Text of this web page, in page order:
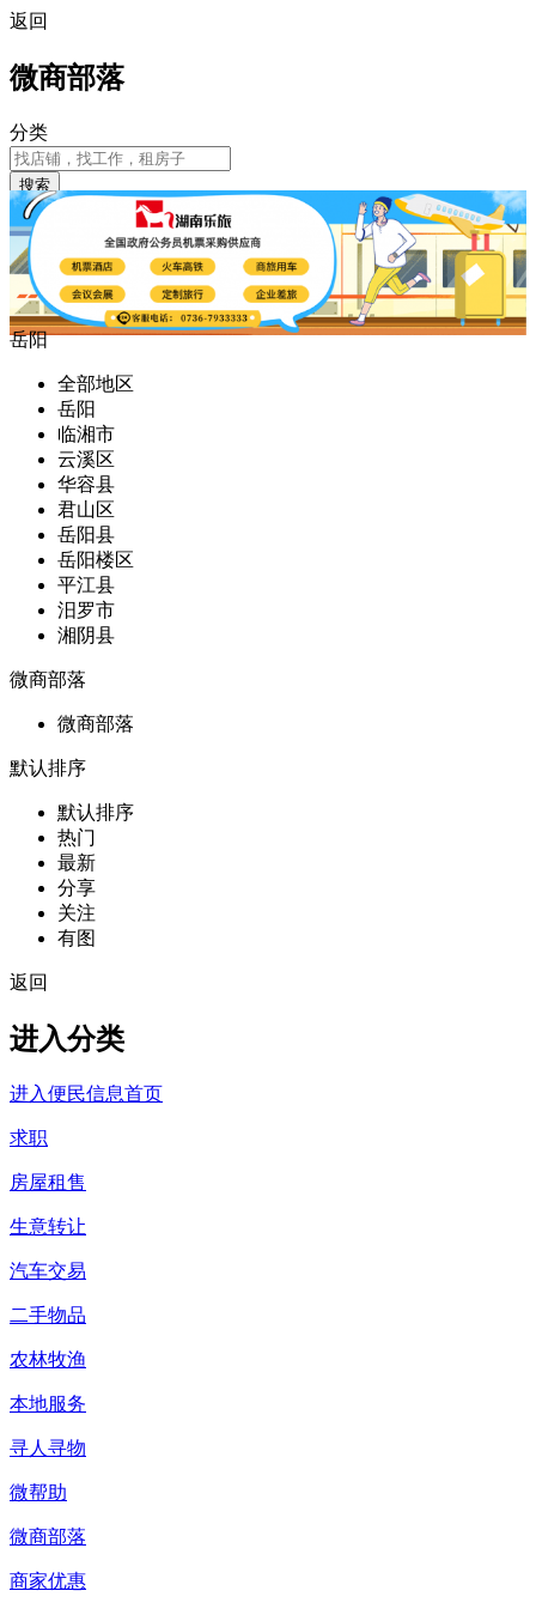
返回
微商部落
分类
搜索
岳阳
全部地区
岳阳
临湘市
云溪区
华容县
君山区
岳阳县
岳阳楼区
平江县
汨罗市
湘阴县
微商部落
微商部落
默认排序
默认排序
热门
最新
分享
关注
有图
返回
进入分类
进入便民信息首页
求职
房屋租售
生意转让
汽车交易
二手物品
农林牧渔
本地服务
寻人寻物
微帮助
微商部落
商家优惠